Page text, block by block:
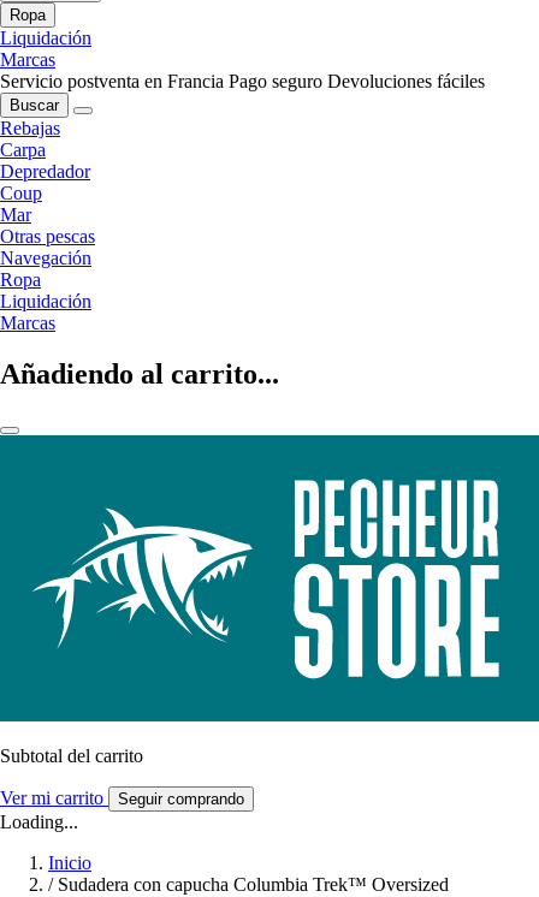
Ropa
Liquidación
Marcas
Servicio postventa en Francia Pago seguro Devoluciones fáciles
Buscar
Rebajas
Carpa
Depredador
Coup
Mar
Otras pescas
Navegación
Ropa
Liquidación
Marcas
Añadiendo al carrito...
Subtotal del carrito
Ver mi carrito Seguir comprando
Loading...
Inicio
/ Sudadera con capucha Columbia Trek™ Oversized